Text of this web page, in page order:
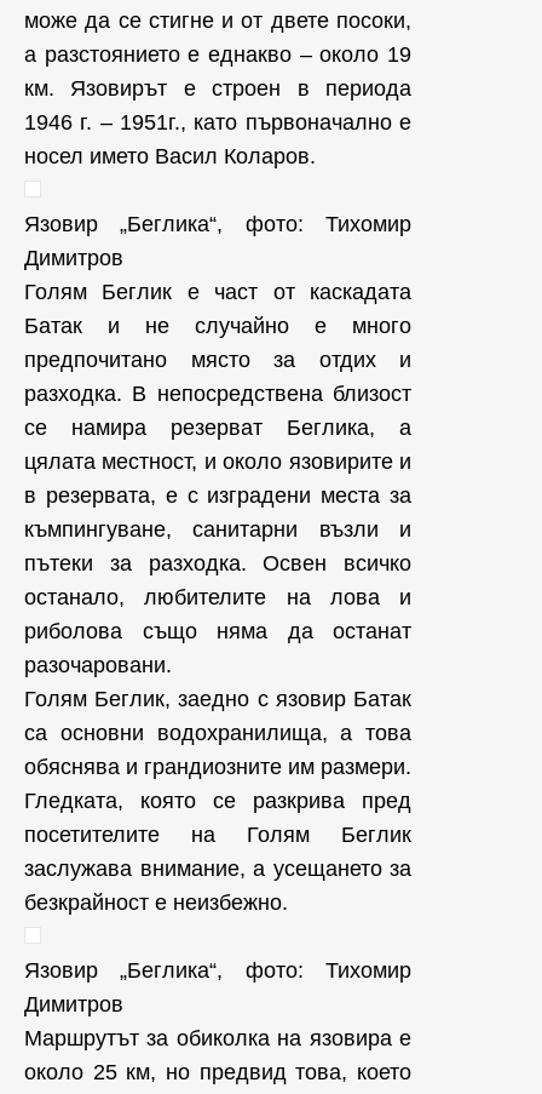
може да се стигне и от двете посоки,
а разстоянието е еднакво – около 19
км. Язовирът е строен в периода
1946 г. – 1951г., като първоначално е
носел името Васил Коларов.
Язовир „Беглика“, фото: Тихомир
Димитров
Голям Беглик е част от каскадата
Батак и не случайно е много
предпочитано място за отдих и
разходка. В непосредствена близост
се намира резерват Беглика, а
цялата местност, и около язовирите и
в резервата, е с изградени места за
къмпингуване, санитарни възли и
пътеки за разходка. Освен всичко
останало, любителите на лова и
риболова също няма да останат
разочаровани.
Голям Беглик, заедно с язовир Батак
са основни водохранилища, а това
обяснява и грандиозните им размери.
Гледката, която се разкрива пред
посетителите на Голям Беглик
заслужава внимание, а усещането за
безкрайност е неизбежно.
Язовир „Беглика“, фото: Тихомир
Димитров
Маршрутът за обиколка на язовира е
около 25 км, но предвид това, което